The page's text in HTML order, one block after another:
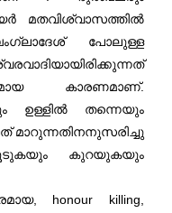
മതവിശ്വാസത്തിൽ
പോലുള്ള
കാരണമാണ്.
ഉള്ളിൽ തന്നെയും
മാറുന്നതിനനുസരിച്ചു
കുറയുകയും
honour killing,